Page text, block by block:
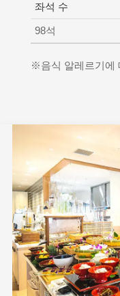
좌석 수
98석
※음식 알레르기에